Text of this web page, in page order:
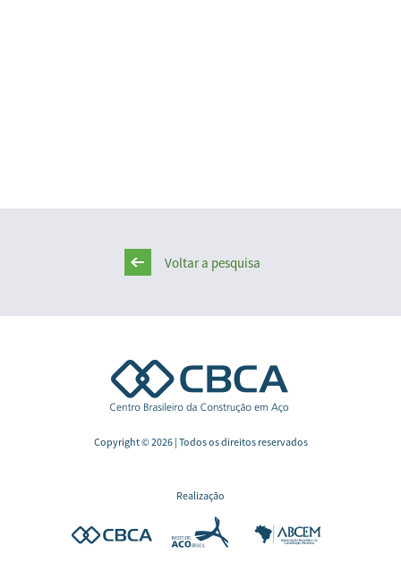
Voltar a pesquisa
Copyright © 2026 | Todos os direitos reservados
Realização